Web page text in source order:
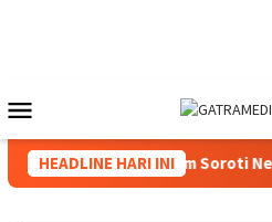
Mobile
HEADLINE HARI INI
Tiga Caketum Soroti